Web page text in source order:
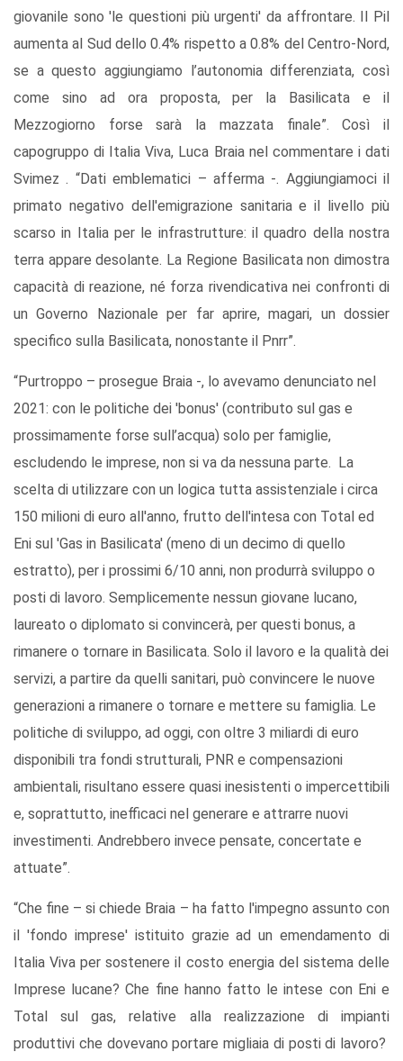
giovanile sono 'le questioni più urgenti' da affrontare. Il Pil
aumenta al Sud dello 0.4% rispetto a 0.8% del Centro-Nord,
se a questo aggiungiamo l’autonomia differenziata, così
come sino ad ora proposta, per la Basilicata e il
Mezzogiorno forse sarà la mazzata finale”. Così il
capogruppo di Italia Viva, Luca Braia nel commentare i dati
Svimez . “Dati emblematici – afferma -. Aggiungiamoci il
primato negativo dell'emigrazione sanitaria e il livello più
scarso in Italia per le infrastrutture: il quadro della nostra
terra appare desolante. La Regione Basilicata non dimostra
capacità di reazione, né forza rivendicativa nei confronti di
un Governo Nazionale per far aprire, magari, un dossier
specifico sulla Basilicata, nonostante il Pnrr”.
“Purtroppo – prosegue Braia -, lo avevamo denunciato nel
2021: con le politiche dei 'bonus' (contributo sul gas e
prossimamente forse sull’acqua) solo per famiglie,
escludendo le imprese, non si va da nessuna parte. La
scelta di utilizzare con un logica tutta assistenziale i circa
150 milioni di euro all'anno, frutto dell'intesa con Total ed
Eni sul 'Gas in Basilicata' (meno di un decimo di quello
estratto), per i prossimi 6/10 anni, non produrrà sviluppo o
posti di lavoro. Semplicemente nessun giovane lucano,
laureato o diplomato si convincerà, per questi bonus, a
rimanere o tornare in Basilicata. Solo il lavoro e la qualità dei
servizi, a partire da quelli sanitari, può convincere le nuove
generazioni a rimanere o tornare e mettere su famiglia. Le
politiche di sviluppo, ad oggi, con oltre 3 miliardi di euro
disponibili tra fondi strutturali, PNR e compensazioni
ambientali, risultano essere quasi inesistenti o impercettibili
e, soprattutto, inefficaci nel generare e attrarre nuovi
investimenti. Andrebbero invece pensate, concertate e
attuate”.
“Che fine – si chiede Braia – ha fatto l'impegno assunto con
il 'fondo imprese' istituito grazie ad un emendamento di
Italia Viva per sostenere il costo energia del sistema delle
Imprese lucane? Che fine hanno fatto le intese con Eni e
Total sul gas, relative alla realizzazione di impianti
produttivi che dovevano portare migliaia di posti di lavoro?